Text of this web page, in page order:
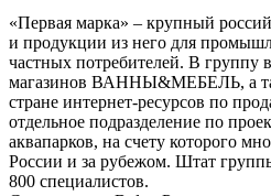
«Первая марка» – крупный
и продукции из него для
частных потребителей. В группу
магазинов ВАННЫ&МЕБЕЛЬ, а
стране интернет-ресурсов по
отдельное подразделение по
аквапарков, на счету которого
России и за рубежом. Штат
800 специалистов.